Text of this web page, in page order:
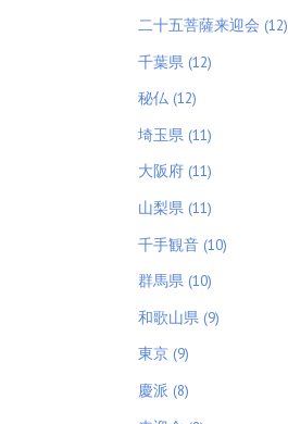
二十五菩薩来迎会 (12)
千葉県 (12)
秘仏 (12)
埼玉県 (11)
大阪府 (11)
山梨県 (11)
千手観音 (10)
群馬県 (10)
和歌山県 (9)
東京 (9)
慶派 (8)